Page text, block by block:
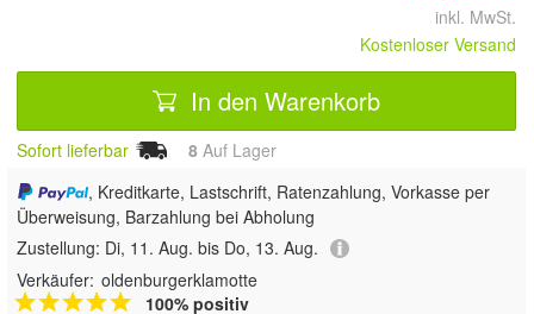
inkl. MwSt.
Kostenloser Versand
In den Warenkorb
Sofort lieferbar 8 Auf Lager
, Kreditkarte, Lastschrift, Ratenzahlung, Vorkasse per
Überweisung, Barzahlung bei Abholung
Zustellung: Di, 11. Aug. bis Do, 13. Aug.
Verkäufer: oldenburgerklamotte
100% positiv